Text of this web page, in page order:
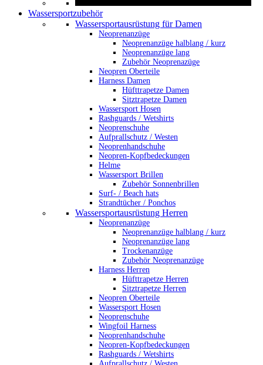
Wassersportzubehör
Wassersportausrüstung für Damen
Neoprenanzüge
Neoprenanzüge halblang / kurz
Neoprenanzüge lang
Zubehör Neoprenazüge
Neopren Oberteile
Harness Damen
Hüfttrapetze Damen
Sitztrapetze Damen
Wassersport Hosen
Rashguards / Wetshirts
Neoprenschuhe
Aufprallschutz / Westen
Neoprenhandschuhe
Neopren-Kopfbedeckungen
Helme
Wassersport Brillen
Zubehör Sonnenbrillen
Surf- / Beach hats
Strandtücher / Ponchos
Wassersportausrüstung Herren
Neoprenanzüge
Neoprenanzüge halblang / kurz
Neoprenanzüge lang
Trockenanzüge
Zubehör Neoprenanzüge
Harness Herren
Hüfttrapetze Herren
Sitztrapetze Herren
Neopren Oberteile
Wassersport Hosen
Neoprenschuhe
Wingfoil Harness
Neoprenhandschuhe
Neopren-Kopfbedeckungen
Rashguards / Wetshirts